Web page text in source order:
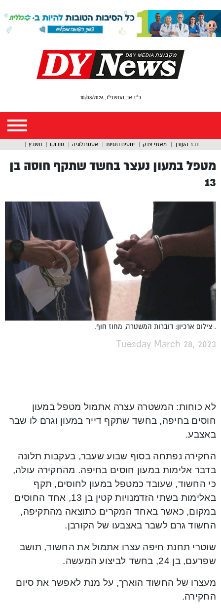
כ"ז אב התשפ"ו, 10/08/2026
דבר העורך מאזני צדק יחסים וזוגיות אסטרולוגיה סודוקו תשבץ
מטפל במעון נעצר בחשד שתקף חוסה בן
13
. צילום ארכיון: דוברות המשטרה, מחוז חוף.
Tuesday March 28, 2023
לא כוחות: המשטרה עצרה אתמול מטפל במעון
חוסים בחיפה, בחשד שתקף דייר במעון וגרם לו שבר
באצבע.
החקירה נפתחה בסוף שבוע שעבר, בעקבות תלונה
בדבר אלימות במעון חוסים בחיפה. מהחקירה עולה,
כי החשוד, שעובד כמטפל במעון לחוסים, תקף
באלימות בשתי הזדמנויות קטין בן 13, אחד החוסים
במקום, כאשר באחד המקרים כתוצאה מהתקיפה,
החשוד גרם לשבר באצבעו של הקורבן.
שוטרי תחנת חיפה עצרו אתמול את החשוד, תושב
שפרעם, בן 24, בחשד לביצוע המעשה.
מעצרו של החשוד הוארך, על מנת לאפשר את סיום
החקירה.